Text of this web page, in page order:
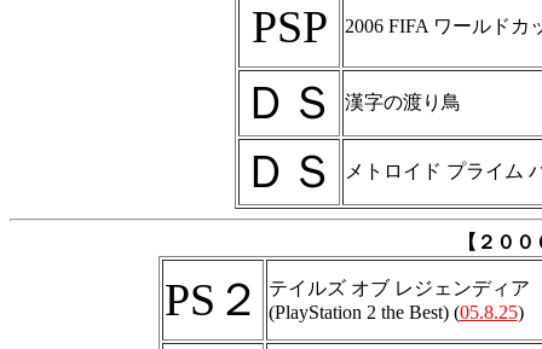
PSP 2006 FIFA ワールドカ
ＤＳ 漢字の渡り鳥
ＤＳ メトロイド プライム
【２０
PS２
テイルズ オブ レジェンディア
(PlayStation 2 the Best) (05.8.25)